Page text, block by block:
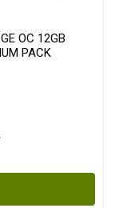
OC 12GB
PACK